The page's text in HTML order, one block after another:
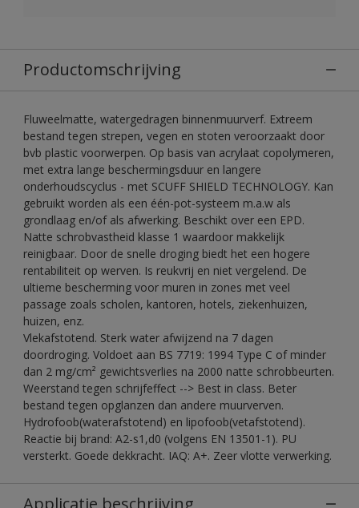
Productomschrijving
Fluweelmatte, watergedragen binnenmuurverf. Extreem
bestand tegen strepen, vegen en stoten veroorzaakt door
bvb plastic voorwerpen. Op basis van acrylaat copolymeren,
met extra lange beschermingsduur en langere
onderhoudscyclus - met SCUFF SHIELD TECHNOLOGY. Kan
gebruikt worden als een één-pot-systeem m.a.w als
grondlaag en/of als afwerking. Beschikt over een EPD.
Natte schrobvastheid klasse 1 waardoor makkelijk
reinigbaar. Door de snelle droging biedt het een hogere
rentabiliteit op werven. Is reukvrij en niet vergelend. De
ultieme bescherming voor muren in zones met veel
passage zoals scholen, kantoren, hotels, ziekenhuizen,
huizen, enz.
Vlekafstotend. Sterk water afwijzend na 7 dagen
doordroging. Voldoet aan BS 7719: 1994 Type C of minder
dan 2 mg/cm² gewichtsverlies na 2000 natte schrobbeurten.
Weerstand tegen schrijfeffect --> Best in class. Beter
bestand tegen opglanzen dan andere muurverven.
Hydrofoob(waterafstotend) en lipofoob(vetafstotend).
Reactie bij brand: A2-s1,d0 (volgens EN 13501-1). PU
versterkt. Goede dekkracht. IAQ: A+. Zeer vlotte verwerking.
Applicatie beschrijving